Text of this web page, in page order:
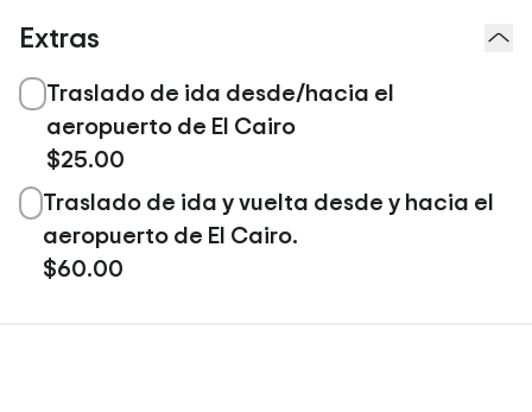
Extras
Traslado de ida desde/hacia el
aeropuerto de El Cairo
$25.00
Traslado de ida y vuelta desde y hacia el
aeropuerto de El Cairo.
$60.00